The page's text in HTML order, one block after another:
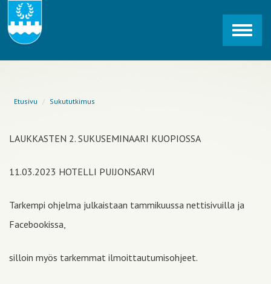
Etusivu Sukututkimus
LAUKKASTEN 2. SUKUSEMINAARI KUOPIOSSA
11.03.2023 HOTELLI PUIJONSARVI
Tarkempi ohjelma julkaistaan tammikuussa nettisivuilla ja
Facebookissa,
silloin myös tarkemmat ilmoittautumisohjeet.